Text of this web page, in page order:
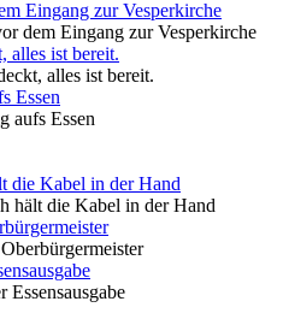
dem Eingang zur Vesperkirche
alles ist bereit.
aufs Essen
hält die Kabel in der Hand
Essensausgabe